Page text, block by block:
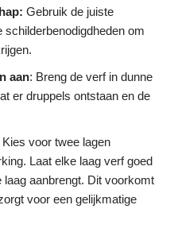
Gebruik de juiste
om
aan: Breng de verf in dunne
er druppels ontstaan en de
Kies voor twee lagen
Laat elke laag verf goed
aanbrengt. Dit voorkomt
voor een gelijkmatige